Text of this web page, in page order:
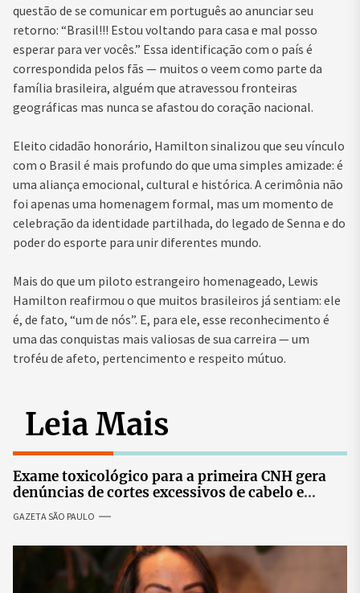
questão de se comunicar em português ao anunciar seu
retorno: “Brasil!!! Estou voltando para casa e mal posso
esperar para ver vocês.” Essa identificação com o país é
correspondida pelos fãs — muitos o veem como parte da
família brasileira, alguém que atravessou fronteiras
geográficas mas nunca se afastou do coração nacional.
Eleito cidadão honorário, Hamilton sinalizou que seu vínculo
com o Brasil é mais profundo do que uma simples amizade: é
uma aliança emocional, cultural e histórica. A cerimônia não
foi apenas uma homenagem formal, mas um momento de
celebração da identidade partilhada, do legado de Senna e do
poder do esporte para unir diferentes mundo.
Mais do que um piloto estrangeiro homenageado, Lewis
Hamilton reafirmou o que muitos brasileiros já sentiam: ele
é, de fato, “um de nós”. E, para ele, esse reconhecimento é
uma das conquistas mais valiosas de sua carreira — um
troféu de afeto, pertencimento e respeito mútuo.
Leia Mais
Exame toxicológico para a primeira CNH gera
denúncias de cortes excessivos de cabelo e
revolta entre candidatas
GAZETA SÃO PAULO